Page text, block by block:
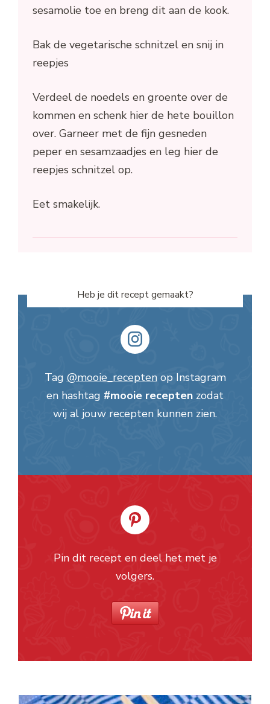
sesamolie toe en breng dit aan de kook.
Bak de vegetarische schnitzel en snij in
reepjes
Verdeel de noedels en groente over de
kommen en schenk hier de hete bouillon
over. Garneer met de fijn gesneden
peper en sesamzaadjes en leg hier de
reepjes schnitzel op.
Eet smakelijk.
Heb je dit recept gemaakt?
Tag @mooie_receptenop Instagram
en hashtag #mooie recepten zodat
wij al jouw recepten kunnen zien.
Pin dit recept en deel het met je
volgers.